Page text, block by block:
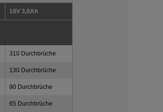
18V 3,0Ah
310 Durchbrüche
130 Durchbrüche
90 Durchbrüche
65 Durchbrüche